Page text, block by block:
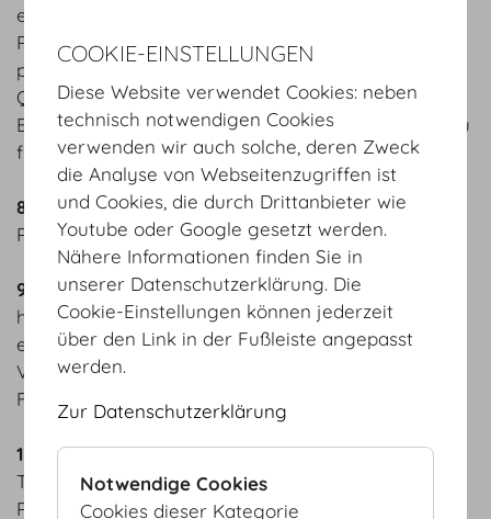
eines derartigen Hundes muss beim Zutritt in die
Räumlichkeiten einen Behindertenausweis bzw. -
pass und den Nachweis über die vorliegende
Qualifikation des Hundes vorweisen. Die
Blindenführ- und Partnerhunde sind an der Leine zu
führen und müssen einen Maulkorb tragen.
8.
Das Mitbringen von Speisen und Getränken in die
Räumlichkeiten der HV ist nicht gestattet.
9.
Rollstuhlfahrer (und allenfalls Begleitpersonen)
haben die für sie vorgesehenen Plätze
einzunehmen und sind vor Beginn der
Veranstaltung von dem für sie vorgesehenen
Fluchtweg bis ins Freie in Kenntnis zu setzen.
10.
Überkleider und Stockschirme sowie größere
Taschen und Behältnisse (wie insbesondere
Rucksäcke und Koffer) sind in der Garderobe
COOKIE-EINSTELLUNGEN
Diese Website verwendet Cookies: neben
technisch notwendigen Cookies
verwenden wir auch solche, deren Zweck
die Analyse von Webseitenzugriffen ist
und Cookies, die durch Drittanbieter wie
Youtube oder Google gesetzt werden.
Nähere Informationen finden Sie in
unserer Datenschutzerklärung. Die
Cookie-Einstellungen können jederzeit
über den Link in der Fußleiste angepasst
werden.
Zur Datenschutzerklärung
Notwendige Cookies
Cookies dieser Kategorie